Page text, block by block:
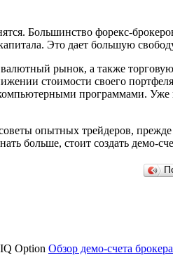
Большинство форекс-
Это дает большую
валютный рынок, а также
стоимости своего
программами.
опытных трейдеров, прежде
больше, стоит создать
Обзор демо-счета